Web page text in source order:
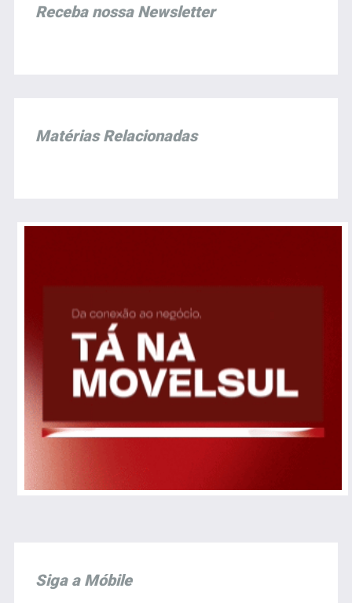
Receba nossa Newsletter
Matérias Relacionadas
Siga a Móbile